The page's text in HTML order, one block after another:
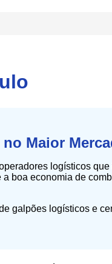
Maior
logísticos
boa economia de
galpões logísticos e